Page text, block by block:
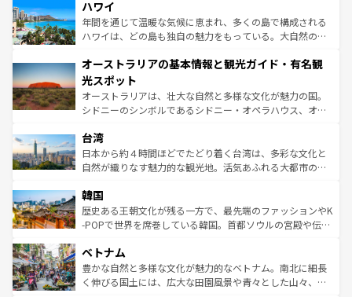
着のスイス情報は
のような巨大都市は、観光、ショッピング、エンターテイ
ンメントが詰まった刺激的なスポットだ。一方、アメリカ
西部には大自然が広がり、グランドキャニオンやイエロー
部のニューオーリンズでは、音楽と美食が融合した独特の
文化が魅力。旅行者はアメリカの各地域で異なる魅力を楽
しみながら、その多様性と豊かな歴史を感じることができ
るだろう。車でのロードトリップや列車の旅も、アメリカ
情報は
ハワイ
年間を通じて温暖な気候に恵まれ、多くの島で構成される
ハワイは、どの島も独自の魅力をもっている。大自然の神
ワイ島は見逃せない。また、定番の観光地といえばオアフ
島だが、静かな自然を求めるならマウイ島やカウアイ島が
おすすめ。エメラルドグリーンに輝く海をはじめ、豊かな
文化や歴史が息づいている。「アロハスピリット」と呼ば
人々、おいしいローカルフードやハワイアンミュージッ
ク、伝統的なフラダンスなど、すべてがハワイの魅力を彩
っている。訪れるたびに新しい発見と感動が待っているハ
はコンテンツ一覧
オーストラリアの基本情報と観光ガイド・有名観
光スポット
オーストラリアは、壮大な自然と多様な文化が魅力の国。
シドニーのシンボルであるシドニー・オペラハウス、オー
リアリーフや大陸中央部にそびえるウルル（エアーズロッ
ク）、タスマニアの美しい原生林やケアンズの熱帯雨林な
ど、見どころがたくさん。また、カフェやワイン、オージ
いる。アクティビティも充実しており、サーフィンやダイ
ビング、ハイキングなど、アウトドア好きにはたまらな
い。オーストラリアの多彩な魅力を存分に味わいつくそ
参照してほしい。
台湾
日本から約４時間ほどでたどり着く台湾は、多彩な文化と
自然が織りなす魅力的な観光地。活気あふれる大都市の台
ン）、静ひつな山岳地帯である台湾東部など、都市の喧騒
と山間の静けさが共存しており、訪れる人に新しい発見と
驚きをもたらしてくれる。また、奥深い台湾の食文化も魅
容にもいいと評判のスイーツなど、バラエティ豊かな料理
が味わえる。 なお、新着の台湾情報は コンテンツ一覧を参
照してほしい。
韓国
歴史ある王朝文化が残る一方で、最先端のファッションやK
-POPで世界を席巻している韓国。首都ソウルの宮殿や伝統
き、地方に足を延ばせば四季折々の自然美を楽しむことが
できる。そして、キムチや焼肉、絶品のストリートフード
まで、さまざまな韓国料理が待っている。夜には、韓国な
ベトナム
豊かな自然と多様な文化が魅力的なベトナム。南北に細長
く伸びる国土には、広大な田園風景や青々とした山々、世